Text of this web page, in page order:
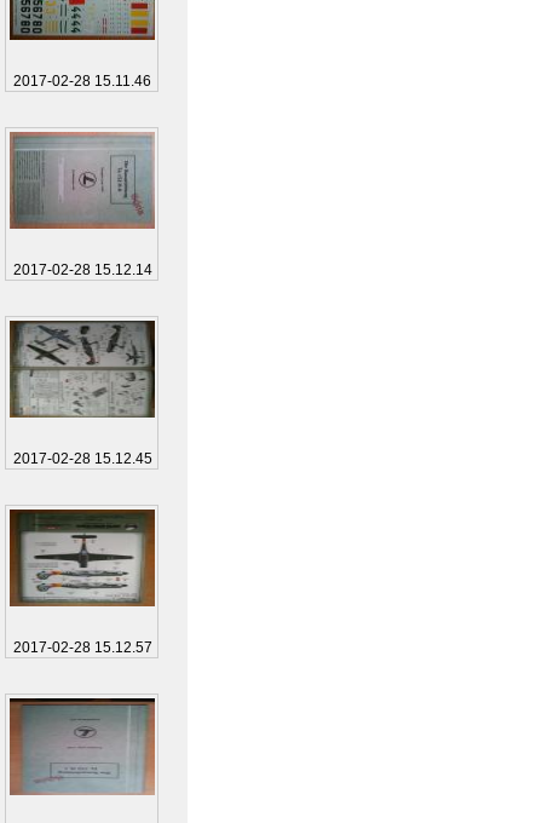
2017-02-28 15.11.46
2017-02-28 15.12.14
2017-02-28 15.12.45
2017-02-28 15.12.57